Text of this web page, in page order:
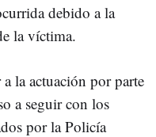
debido a la
la víctima.
la actuación por parte
a seguir con los
por la Policía